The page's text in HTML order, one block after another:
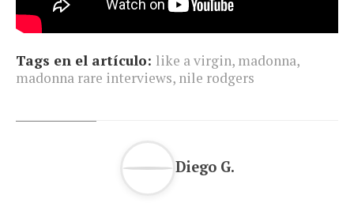
Tags en el artículo: like a virgin, madonna,
madonna rare interviews, nile rodgers
Diego G.